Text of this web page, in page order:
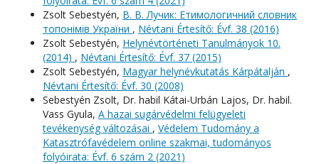
Zsolt Sebestyén, В. В. Лучик: Етимологичний словник
топонімів України , Névtani Értesítő: Évf. 38 (2016)
Zsolt Sebestyén, Helynévtörténeti Tanulmányok 10.
(2014) , Névtani Értesítő: Évf. 37 (2015)
Zsolt Sebestyén, Magyar helynévkutatás Kárpátalján ,
Névtani Értesítő: Évf. 30 (2008)
Sebestyén Zsolt, Dr. habil Kátai-Urbán Lajos, Dr. habil.
Vass Gyula, A hazai sugárvédelmi felügyeleti
tevékenység változásai , Védelem Tudomány a
Katasztrófavédelem online szakmai, tudományos
folyóirata: Évf. 6 szám 2 (2021)